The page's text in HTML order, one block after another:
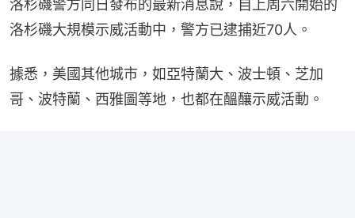
洛杉磯警方同日發布的最新消息說，自上周六開始的
洛杉磯大規模示威活動中，警方已逮捕近70人。
據悉，美國其他城市，如亞特蘭大、波士頓、芝加
哥、波特蘭、西雅圖等地，也都在醞釀示威活動。